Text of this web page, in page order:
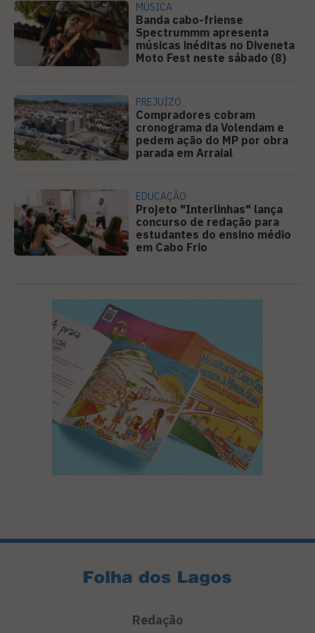
MÚSICA
Banda cabo-friense
Spectrummm apresenta
músicas inéditas no Diveneta
Moto Fest neste sábado (8)
PREJUÍZO
Compradores cobram
cronograma da Volendam e
pedem ação do MP por obra
parada em Arraial
EDUCAÇÃO
Projeto "Interlinhas" lança
concurso de redação para
estudantes do ensino médio
em Cabo Frio
Redação